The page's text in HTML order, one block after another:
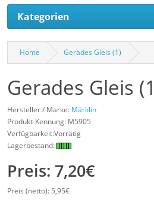
Kategorien
Home Gerades Gleis (1)
Gerades Gleis
Hersteller / Marke: Märklin
Produkt-Kennung: M5905
Verfügbarkeit:Vorrätig
Lagerbestand:
Preis: 7,20€
Preis (netto): 5,95€